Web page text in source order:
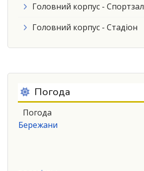
Головний корпус - Спортзал
Головний корпус - Стадіон
Погода
Погода
Бережани